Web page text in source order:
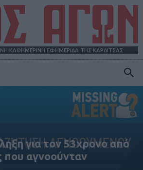
ΚΑΘΗΜΕΡΙΝΗ ΕΦΗΜΕΡΙΔΑ ΤΗΣ ΚΑΡΔΙΤΣΑΣ
για τον 53χρονο από
που αγνοούνταν